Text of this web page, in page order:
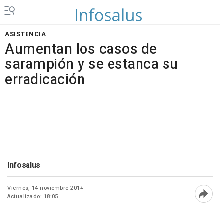
ASISTENCIA
Aumentan los casos de
sarampión y se estanca su
erradicación
Infosalus
Viernes, 14 noviembre 2014
Actualizado: 18:05